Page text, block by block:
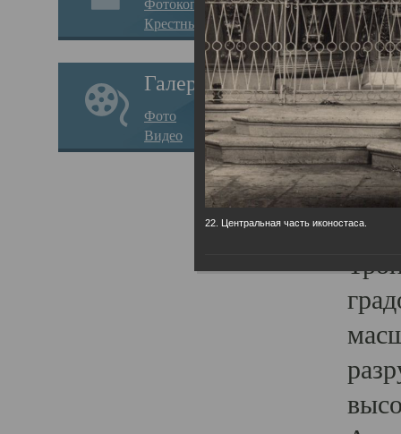
Крестные ходы
Галерея
Фото
Видео
22. Центральная часть иконостаса.